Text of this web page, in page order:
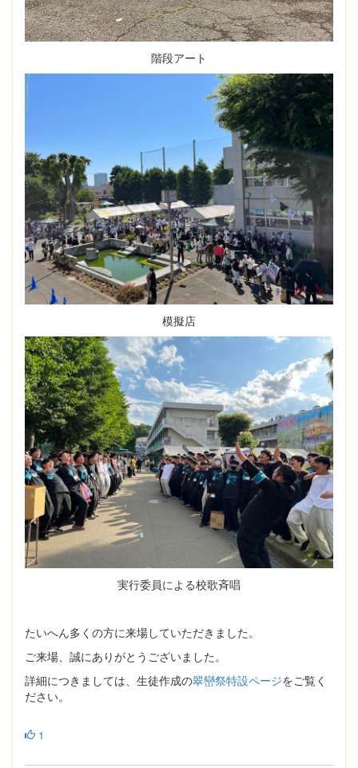
階段アート
模擬店
実行委員による校歌斉唱
たいへん多くの方に来場していただきました。
ご来場、誠にありがとうございました。
詳細につきましては、生徒作成の翠巒祭特設ページをご覧く
ださい。
1